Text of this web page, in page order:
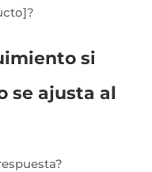
si
se ajusta al